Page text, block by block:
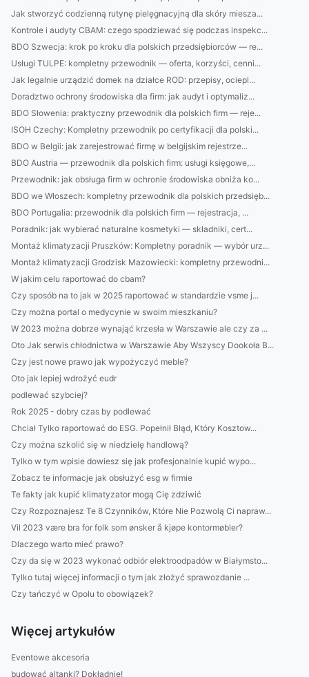
Jak stworzyć codzienną rutynę pielęgnacyjną dla skóry miesza...
Kontrole i audyty CBAM: czego spodziewać się podczas inspekc...
BDO Szwecja: krok po kroku dla polskich przedsiębiorców — re...
Usługi TULPE: kompletny przewodnik — oferta, korzyści, cenni...
Jak legalnie urządzić domek na działce ROD: przepisy, ociepl...
Doradztwo ochrony środowiska dla firm: jak audyt i optymaliz...
BDO Słowenia: praktyczny przewodnik dla polskich firm — reje...
ISOH Czechy: Kompletny przewodnik po certyfikacji dla polski...
BDO w Belgii: jak zarejestrować firmę w belgijskim rejestrze...
BDO Austria — przewodnik dla polskich firm: usługi księgowe,...
Przewodnik: jak obsługa firm w ochronie środowiska obniża ko...
BDO we Włoszech: kompletny przewodnik dla polskich przedsięb...
BDO Portugalia: przewodnik dla polskich firm — rejestracja, ...
Poradnik: jak wybierać naturalne kosmetyki — składniki, cert...
Montaż klimatyzacji Pruszków: Kompletny poradnik — wybór urz...
Montaż klimatyzacji Grodzisk Mazowiecki: kompletny przewodni...
W jakim celu raportować do cbam?
Czy sposób na to jak w 2025 raportować w standardzie vsme j...
Czy można portal o medycynie w swoim mieszkaniu?
W 2023 można dobrze wynająć krzesła w Warszawie ale czy za ...
Oto Jak serwis chłodnictwa w Warszawie Aby Wszyscy Dookoła B...
Czy jest nowe prawo jak wypożyczyć meble?
Oto jak lepiej wdrożyć eudr
podlewać szybciej?
Rok 2025 - dobry czas by podlewać
Chciał Tylko raportować do ESG. Popełnił Błąd, Który Kosztow...
Czy można szkolić się w niedzielę handlową?
Tylko w tym wpisie dowiesz się jak profesjonalnie kupić wypo...
Zobacz te informacje jak obsłużyć esg w firmie
Te fakty jak kupić klimatyzator mogą Cię zdziwić
Czy Rozpoznajesz Te 8 Czynników, Które Nie Pozwolą Ci napraw...
Vil 2023 være bra for folk som ønsker å kjøpe kontormøbler?
Dlaczego warto mieć prawo?
Czy da się w 2023 wykonać odbiór elektroodpadów w Białymsto...
Tylko tutaj więcej informacji o tym jak złożyć sprawozdanie ...
Czy tańczyć w Opolu to obowiązek?
Więcej artykułów
Eventowe akcesoria
budować altanki? Dokładnie!